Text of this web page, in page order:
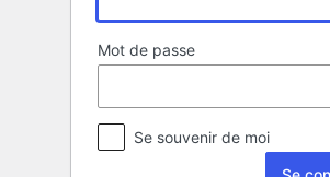
Mot de passe
Se souvenir de moi